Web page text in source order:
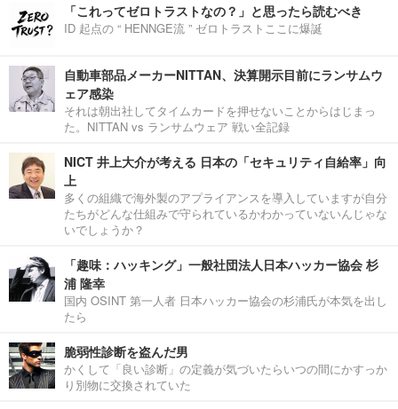
「これってゼロトラストなの？」と思ったら読むべき
ID 起点の “ HENNGE流 ” ゼロトラストここに爆誕
自動車部品メーカーNITTAN、決算開示目前にランサムウ
ェア感染
それは朝出社してタイムカードを押せないことからはじまっ
た。NITTAN vs ランサムウェア 戦い全記録
NICT 井上大介が考える 日本の「セキュリティ自給率」向
上
多くの組織で海外製のアプライアンスを導入していますが自分
たちがどんな仕組みで守られているかわかっていないんじゃな
いでしょうか？
「趣味：ハッキング」一般社団法人日本ハッカー協会 杉
浦 隆幸
国内 OSINT 第一人者 日本ハッカー協会の杉浦氏が本気を出し
たら
脆弱性診断を盗んだ男
かくして「良い診断」の定義が気づいたらいつの間にかすっか
り別物に交換されていた